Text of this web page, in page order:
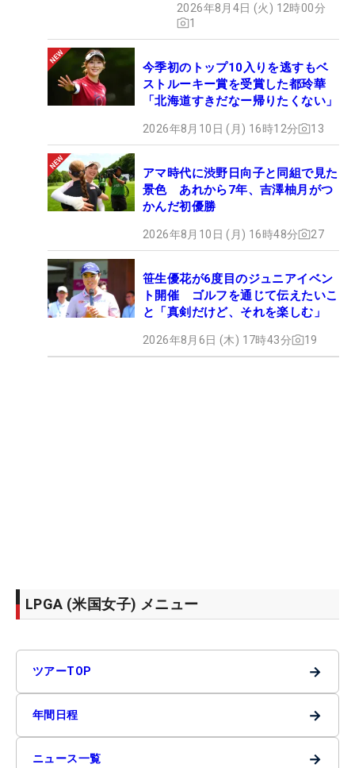
2026年8月4日 (火) 12時00分
1
今季初のトップ10入りを逃すもベ
ストルーキー賞を受賞した都玲華
「北海道すきだなー帰りたくない」
2026年8月10日 (月) 16時12分 13
アマ時代に渋野日向子と同組で見た
景色 あれから7年、吉澤柚月がつ
かんだ初優勝
2026年8月10日 (月) 16時48分 27
笹生優花が6度目のジュニアイベン
ト開催 ゴルフを通じて伝えたいこ
と「真剣だけど、それを楽しむ」
2026年8月6日 (木) 17時43分 19
LPGA (米国女子) メニュー
ツアーTOP →
年間日程 →
ニュース一覧 →